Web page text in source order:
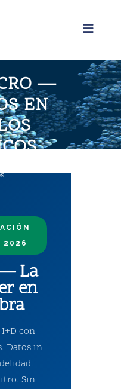
—
EN
2026
La
en
con
Datos in
Sin